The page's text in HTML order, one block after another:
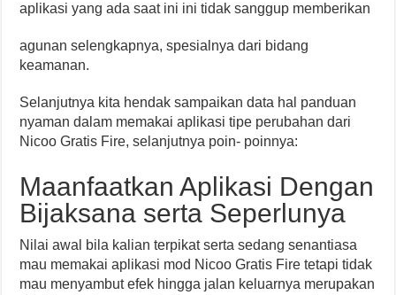
aplikasi yang ada saat ini ini tidak sanggup memberikan
agunan selengkapnya, spesialnya dari bidang
keamanan.
Selanjutnya kita hendak sampaikan data hal panduan
nyaman dalam memakai aplikasi tipe perubahan dari
Nicoo Gratis Fire, selanjutnya poin- poinnya:
Maanfaatkan Aplikasi Dengan
Bijaksana serta Seperlunya
Nilai awal bila kalian terpikat serta sedang senantiasa
mau memakai aplikasi mod Nicoo Gratis Fire tetapi tidak
mau menyambut efek hingga jalan keluarnya merupakan